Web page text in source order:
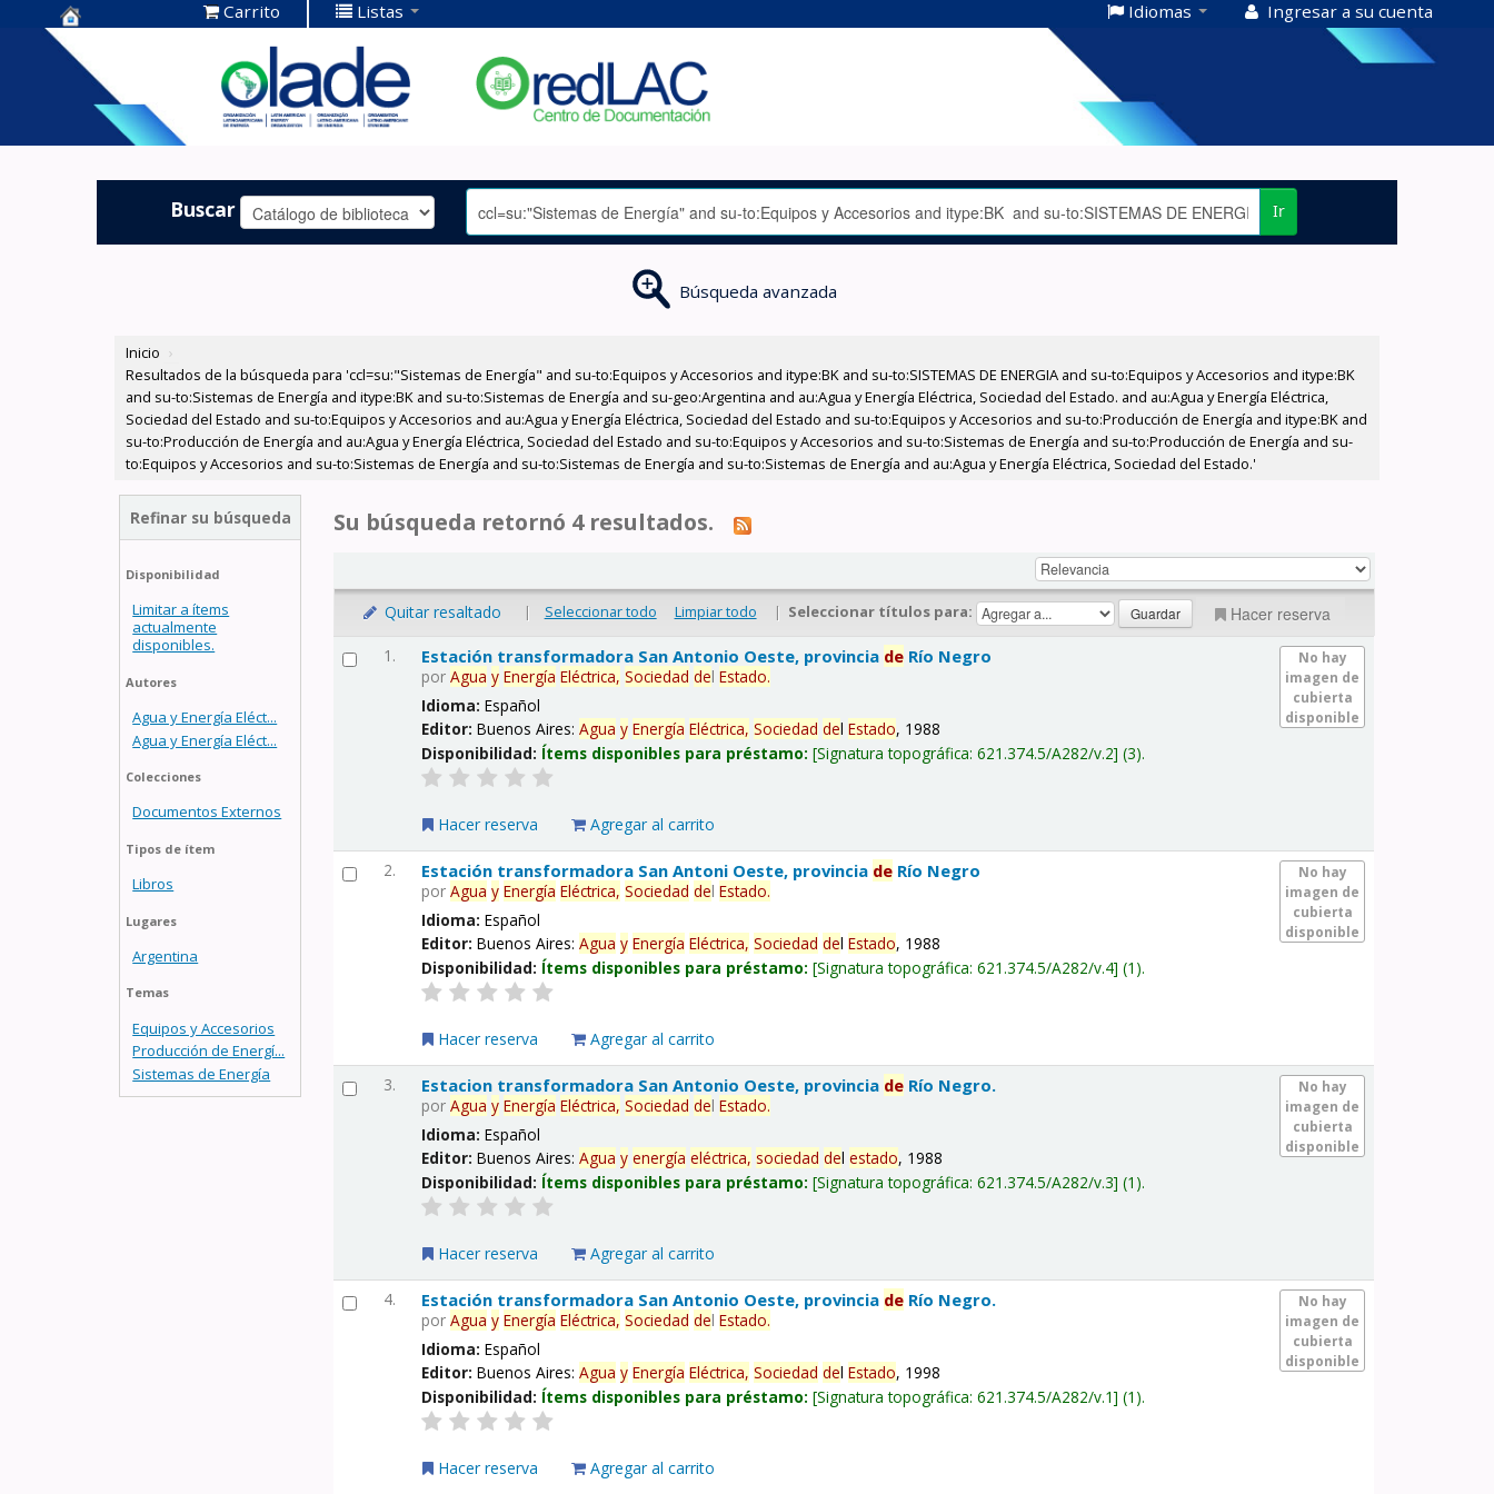
Centro de
Documentación
OLADE -
Carrito Listas Idiomas Ingresar a su cuenta
Buscar Ir
Búsqueda avanzada
Inicio ›
Resultados de la búsqueda para 'ccl=su:"Sistemas de Energía" and su-to:Equipos y Accesorios and itype:BK and su-to:SISTEMAS DE ENERGIA and su-to:Equipos y Accesorios and itype:BK
and su-to:Sistemas de Energía and itype:BK and su-to:Sistemas de Energía and su-geo:Argentina and au:Agua y Energía Eléctrica, Sociedad del Estado. and au:Agua y Energía Eléctrica,
Sociedad del Estado and su-to:Equipos y Accesorios and au:Agua y Energía Eléctrica, Sociedad del Estado and su-to:Equipos y Accesorios and su-to:Producción de Energía and itype:BK and
su-to:Producción de Energía and au:Agua y Energía Eléctrica, Sociedad del Estado and su-to:Equipos y Accesorios and su-to:Sistemas de Energía and su-to:Producción de Energía and su-
to:Equipos y Accesorios and su-to:Sistemas de Energía and su-to:Sistemas de Energía and su-to:Sistemas de Energía and au:Agua y Energía Eléctrica, Sociedad del Estado.'
Refinar su búsqueda
Disponibilidad
Limitar a ítems
actualmente
disponibles.
Autores
Agua y Energía Eléct...
Agua y Energía Eléct...
Colecciones
Documentos Externos
Tipos de ítem
Libros
Lugares
Argentina
Temas
Equipos y Accesorios
Producción de Energí...
Sistemas de Energía
Su búsqueda retornó 4 resultados.
Quitar resaltado | Seleccionar todo Limpiar todo | Seleccionar títulos para: Hacer reserva
1.
No hay
imagen de
cubierta
disponible
Estación transformadora San Antonio Oeste, provincia de Río Negro
porAgua y Energía Eléctrica, Sociedad delEstado.
Idioma:Español
Editor:Buenos Aires:Agua y Energía Eléctrica, Sociedad delEstado, 1988
Disponibilidad: Ítems disponibles para préstamo: Signatura topográfica:621.374.5/A282/v.2 (3).
Hacer reserva Agregar al carrito
2.
No hay
imagen de
cubierta
disponible
Estación transformadora San Antoni Oeste, provincia de Río Negro
porAgua y Energía Eléctrica, Sociedad delEstado.
Idioma:Español
Editor:Buenos Aires:Agua y Energía Eléctrica, Sociedad delEstado, 1988
Disponibilidad: Ítems disponibles para préstamo: Signatura topográfica:621.374.5/A282/v.4 (1).
Hacer reserva Agregar al carrito
3.
No hay
imagen de
cubierta
disponible
Estacion transformadora San Antonio Oeste, provincia de Río Negro.
porAgua y Energía Eléctrica, Sociedad delEstado.
Idioma:Español
Editor:Buenos Aires:Agua y energía eléctrica, sociedad delestado, 1988
Disponibilidad: Ítems disponibles para préstamo: Signatura topográfica:621.374.5/A282/v.3 (1).
Hacer reserva Agregar al carrito
4.
No hay
imagen de
cubierta
disponible
Estación transformadora San Antonio Oeste, provincia de Río Negro.
porAgua y Energía Eléctrica, Sociedad delEstado.
Idioma:Español
Editor:Buenos Aires:Agua y Energía Eléctrica, Sociedad delEstado, 1998
Disponibilidad: Ítems disponibles para préstamo: Signatura topográfica:621.374.5/A282/v.1 (1).
Hacer reserva Agregar al carrito